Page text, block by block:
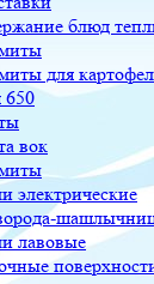
блюд
для
650
вок
электрические
лавовые